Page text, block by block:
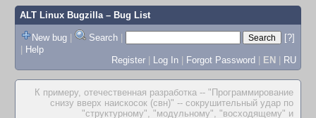
ALT Linux Bugzilla– Bug List
New bug | Search |
[?]
| Help
Register | Log In | Forgot Password | EN | RU
К примеру, отечественная разработка -- "Программирование
снизу вверх наискосок (свн)" -- сокрушительный удар по
"структурному", "модульному", "восходящему" и